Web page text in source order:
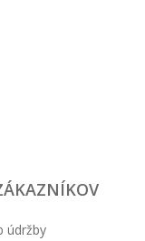
údržby